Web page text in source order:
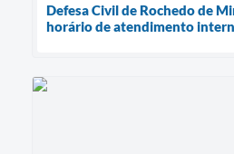
Defesa Civil de Rochedo de
horário de atendimento